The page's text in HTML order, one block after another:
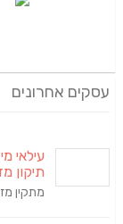
הצג הכל
אוויר | טכנאי
טכנאי מקרא עוד